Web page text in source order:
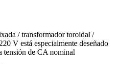
/ transformador toroidal /
V está especialmente deseñado
tensión de CA nominal